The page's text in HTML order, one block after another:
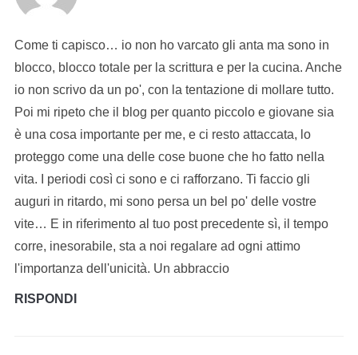
Come ti capisco… io non ho varcato gli anta ma sono in
blocco, blocco totale per la scrittura e per la cucina. Anche
io non scrivo da un po', con la tentazione di mollare tutto.
Poi mi ripeto che il blog per quanto piccolo e giovane sia
è una cosa importante per me, e ci resto attaccata, lo
proteggo come una delle cose buone che ho fatto nella
vita. I periodi così ci sono e ci rafforzano. Ti faccio gli
auguri in ritardo, mi sono persa un bel po' delle vostre
vite… E in riferimento al tuo post precedente sì, il tempo
corre, inesorabile, sta a noi regalare ad ogni attimo
l'importanza dell'unicità. Un abbraccio
RISPONDI